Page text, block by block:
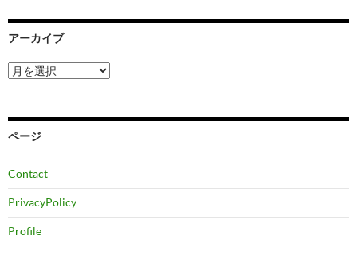
アーカイブ
ア
ー
ブ
ページ
Contact
PrivacyPolicy
Profile